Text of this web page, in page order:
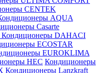
CENTEK
AQUA
Casarte
Кондиционеры DAHACI
ECOSTAR
EUROKLIMA
HEC Кондиционеры
Кондиционеры Lanzkraft